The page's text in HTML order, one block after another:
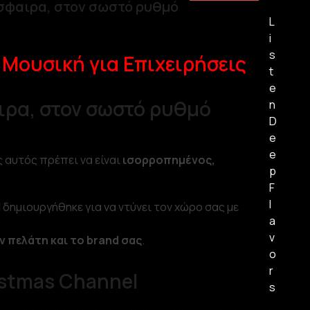
στον σωστό ρυθμό
για Επιχειρήσεις
στον σωστό ρυθμό
πρέπει να είναιισορροπημένος,
δημιουργήθηκε για να ντύνει τον χώρο σας με
πελάτη και το brand σας.
Channel
L
i
s
t
e
n
D
e
e
p
F
l
a
v
o
r
s